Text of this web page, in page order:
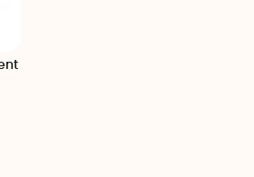
i alle EU-lande, Norge og